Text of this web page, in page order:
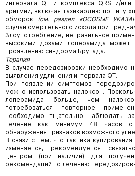
интервала QT и комплекса QRS и/
аритмии, включая тахикардию по типу
обморок
(см. раздел «ОСОБЫЕ
случаи смертельного исхода при
Злоупотребление, неправильное
высокими дозами лоперамида может
проявлению синдрома Бругада.
Терапия
В случае передозировки необходимо
выявления удлинения интервала QT.
При появлении симптомов
можно использовать налоксон.
лоперамида больше, чем
потребоваться повторное
необходимо тщательно наблюдать
течение как минимум 48 часов с
обнаружения признаков возможного
В связи с тем, что тактика
изменяется, рекомендуется
центром (при наличии) для
рекомендаций по лечению